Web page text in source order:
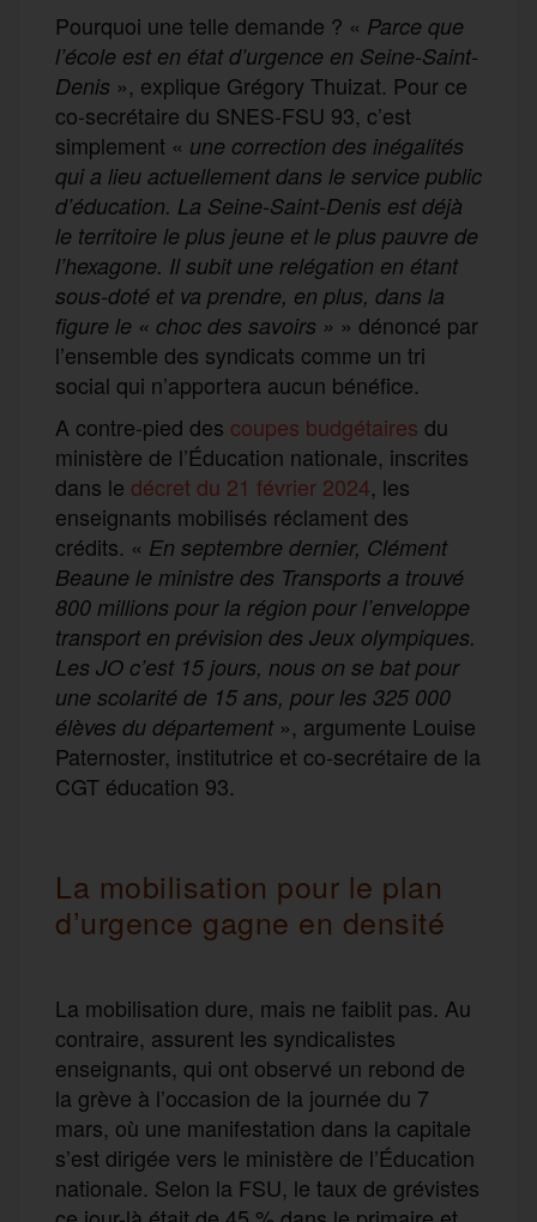
Pourquoi une telle demande ? « Parce que
l’école est en état d’urgence en Seine-Saint-
Denis », explique Grégory Thuizat. Pour ce
co-secrétaire du SNES-FSU 93, c’est
simplement « une correction des inégalités
qui a lieu actuellement dans le service public
d’éducation. La Seine-Saint-Denis est déjà
le territoire le plus jeune et le plus pauvre de
l’hexagone. Ilsubit une relégation en étant
sous-doté et va prendre, en plus, dans la
figure le « choc des savoirs » » dénoncé par
l’ensemble des syndicats comme un tri
social qui n’apportera aucun bénéfice.
A contre-pied des coupes budgétaires du
ministère de l’Éducation nationale, inscrites
dans le décret du 21 février 2024, les
enseignants mobilisés réclament des
crédits. « En septembre dernier, Clément
Beaune le ministre des Transports a trouvé
800 millions pour la région pour l’enveloppe
transport en prévision des Jeux olympiques.
Les JO c’est 15 jours, nous on se bat pour
une scolarité de 15 ans, pour les 325 000
élèves du département», argumente Louise
Paternoster, institutrice et co-secrétaire de la
CGT éducation 93.
La mobilisation pour le plan
d’urgence gagne en densité
La mobilisation dure, mais ne faiblit pas. Au
contraire, assurent les syndicalistes
enseignants, qui ont observé un rebond de
la grève à l’occasion de la journée du 7
mars, où une manifestation dans la capitale
s’est dirigée vers le ministère de l’Éducation
nationale. Selon la FSU, le taux de grévistes